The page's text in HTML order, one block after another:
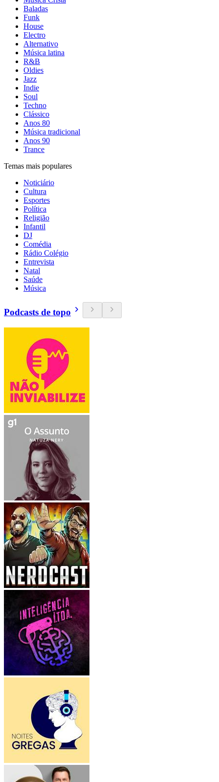
Baladas
Funk
House
Electro
Alternativo
Música latina
R&B
Oldies
Jazz
Indie
Soul
Techno
Clássico
Anos 80
Música tradicional
Anos 90
Trance
Temas mais populares
Noticiário
Cultura
Esportes
Política
Religião
Infantil
DJ
Comédia
Rádio Colégio
Entrevista
Natal
Saúde
Música
Podcasts de topo